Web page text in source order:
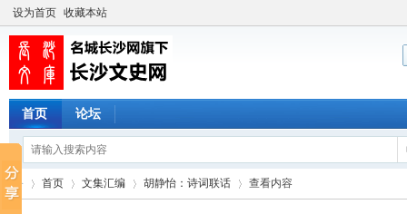
设为首页 收藏本站
首页 论坛
首页 文集汇编 胡静怡：诗词联话 查看内容